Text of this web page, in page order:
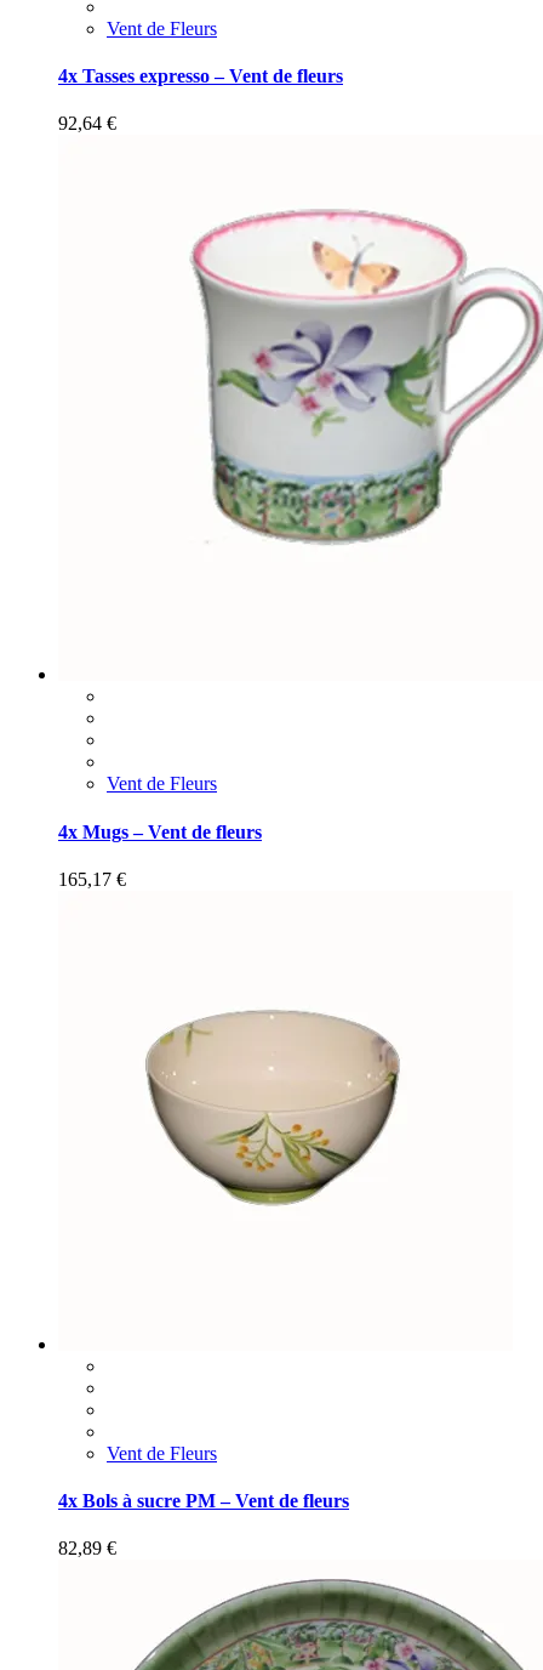
Vent de Fleurs
4x Tasses expresso – Vent de fleurs
92,64 €
Vent de Fleurs
4x Mugs – Vent de fleurs
165,17 €
Vent de Fleurs
4x Bols à sucre PM – Vent de fleurs
82,89 €